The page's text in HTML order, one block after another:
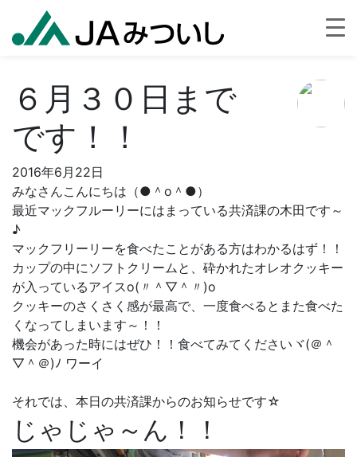
６月３０日まで
です！！
2016年6月22日
みなさんこんにちは（●＾o＾●）
最近マックフルーリーにはまっている共済課の木田です～
♪
マックフリーリーを食べたことがある方はわかるはず！！
カップの中にソフトクリームと、砕かれたオレオクッキー
が入っているアイスo(〃＾▽＾〃)o
クッキーのさくさく感が最高で、一度食べるとまた食べた
くなってしまいます～！！
機会があった時にはぜひ！！食べてみてくださいヾ(＠＾
▽＾＠)ﾉ ワーイ
それでは、本日の共済課からのお知らせです☆
じゃじゃ～ん！！